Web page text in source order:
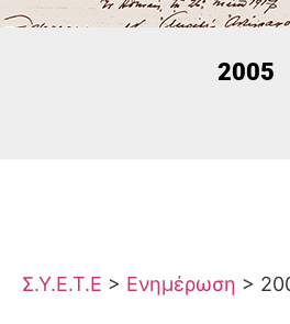
2005
Σ.Υ.Ε.Τ.Ε > Ενημέρωση >